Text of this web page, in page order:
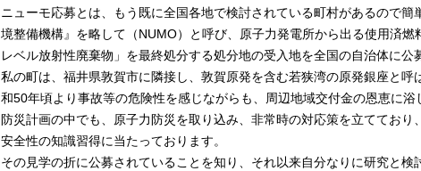
ニューモ応募とは、もう既に全国各地で検討されている町村があるので簡
境整備機構』を略して（NUMO）と呼び、原子力発電所から出る使用済燃
レベル放射性廃棄物」を最終処分する処分地の受入地を全国の自治体に公
私の町は、福井県敦賀市に隣接し、敦賀原発を含む若狭湾の原発銀座と呼
和50年頃より事故等の危険性を感じながらも、周辺地域交付金の恩恵に
防災計画の中でも、原子力防災を取り込み、非常時の対応策を立てており
安全性の知識習得に当たっております。
その見学の折に公募されていることを知り、それ以来自分なりに研究と検